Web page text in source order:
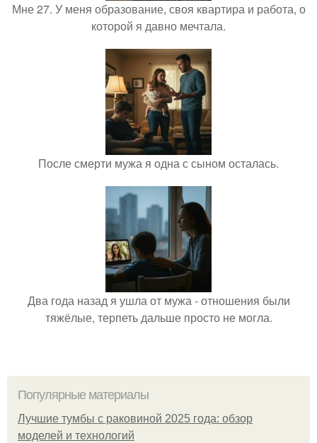
Мне 27. У меня образование, своя квартира и работа, о
которой я давно мечтала.
После смерти мужа я одна с сыном осталась.
Два года назад я ушла от мужа - отношения были
тяжёлые, терпеть дальше просто не могла.
Популярные материалы
Лучшие тумбы с раковиной 2025 года: обзор
моделей и технологий